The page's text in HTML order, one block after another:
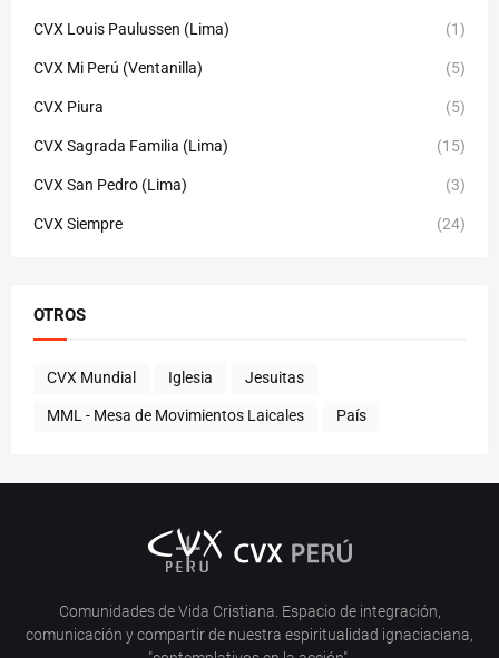
CVX Louis Paulussen (Lima) (1)
CVX Mi Perú (Ventanilla) (5)
CVX Piura (5)
CVX Sagrada Familia (Lima) (15)
CVX San Pedro (Lima) (3)
CVX Siempre (24)
OTROS
CVX Mundial Iglesia Jesuitas
MML - Mesa de Movimientos Laicales País
Comunidades de Vida Cristiana. Espacio de integración,
comunicación y compartir de nuestra espiritualidad ignaciaciana,